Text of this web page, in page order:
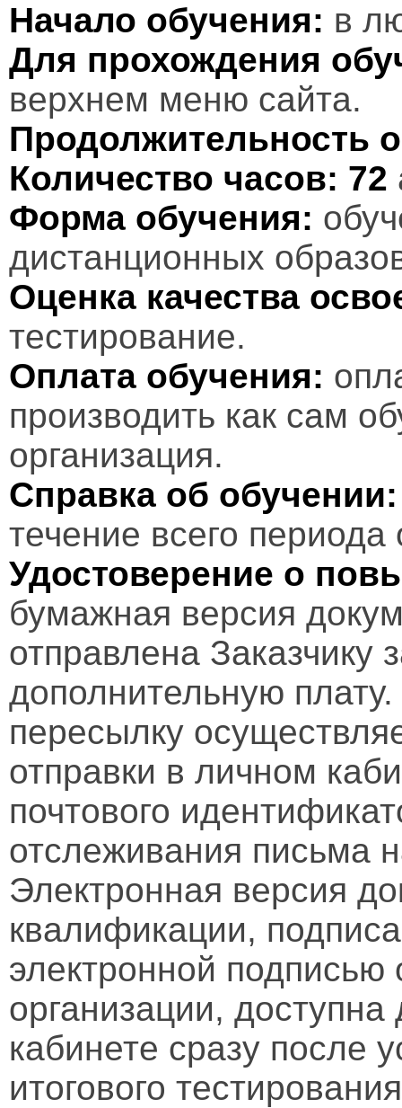
Начало обучения: в
Для прохождения
верхнем меню сайта.
Продолжительность
Количество часов: 72
Форма обучения:
дистанционных
Оценка качества
тестирование.
Оплата обучения:
производить как сам
организация.
Справка об обучении:
течение всего периода
Удостоверение о
бумажная версия
отправлена Заказчику
дополнительную
пересылку
отправки в личном
почтового
отслеживания письма
Электронная версия
квалификации,
электронной подписью
организации,
кабинете сразу после
итогового